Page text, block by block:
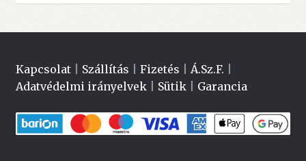
Kapcsolat| Szállítás Fizetés Á.Sz.F.
Adatvédelmi irányelvek| Sütik| Garancia